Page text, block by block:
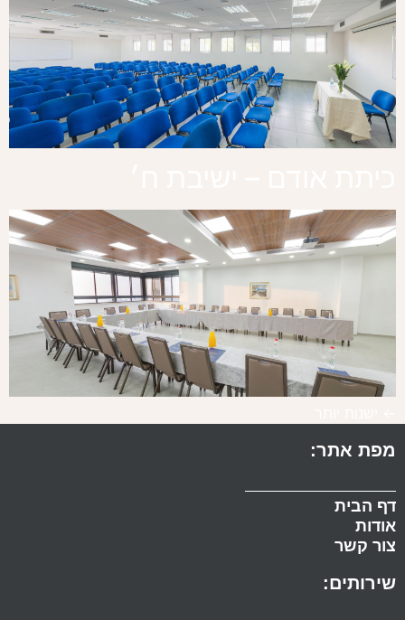
מפת אתר:
דף הבית
אודות
צור קשר
שירותים: